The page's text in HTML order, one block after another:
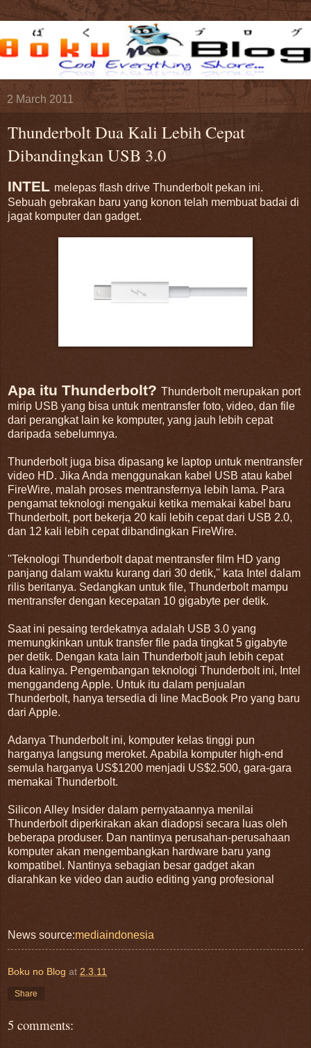
2 March 2011
Thunderbolt Dua Kali Lebih Cepat
Dibandingkan USB 3.0
INTEL melepas flash drive Thunderbolt pekan ini.
Sebuah gebrakan baru yang konon telah membuat badai di
jagat komputer dan gadget.
Apa itu Thunderbolt? Thunderbolt merupakan port
mirip USB yang bisa untuk mentransfer foto, video, dan file
dari perangkat lain ke komputer, yang jauh lebih cepat
daripada sebelumnya.
Thunderbolt juga bisa dipasang ke laptop untuk mentransfer
video HD. Jika Anda menggunakan kabel USB atau kabel
FireWire, malah proses mentransfernya lebih lama. Para
pengamat teknologi mengakui ketika memakai kabel baru
Thunderbolt, port bekerja 20 kali lebih cepat dari USB 2.0,
dan 12 kali lebih cepat dibandingkan FireWire.
''Teknologi Thunderbolt dapat mentransfer film HD yang
panjang dalam waktu kurang dari 30 detik,'' kata Intel dalam
rilis beritanya. Sedangkan untuk file, Thunderbolt mampu
mentransfer dengan kecepatan 10 gigabyte per detik.
Saat ini pesaing terdekatnya adalah USB 3.0 yang
memungkinkan untuk transfer file pada tingkat 5 gigabyte
per detik. Dengan kata lain Thunderbolt jauh lebih cepat
dua kalinya. Pengembangan teknologi Thunderbolt ini, Intel
menggandeng Apple. Untuk itu dalam penjualan
Thunderbolt, hanya tersedia di line MacBook Pro yang baru
dari Apple.
Adanya Thunderbolt ini, komputer kelas tinggi pun
harganya langsung meroket. Apabila komputer high-end
semula harganya US$1200 menjadi US$2.500, gara-gara
memakai Thunderbolt.
Silicon Alley Insider dalam pernyataannya menilai
Thunderbolt diperkirakan akan diadopsi secara luas oleh
beberapa produser. Dan nantinya perusahan-perusahaan
komputer akan mengembangkan hardware baru yang
kompatibel. Nantinya sebagian besar gadget akan
diarahkan ke video dan audio editing yang profesional
News source:mediaindonesia
Boku no Blog at 2.3.11
Share
5 comments: